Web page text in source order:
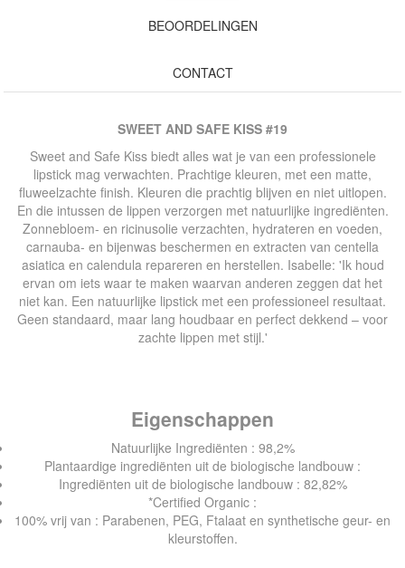
BEOORDELINGEN
CONTACT
SWEET AND SAFE KISS #19
Sweet and Safe Kiss biedt alles wat je van een professionele
lipstick mag verwachten. Prachtige kleuren, met een matte,
fluweelzachte finish. Kleuren die prachtig blijven en niet uitlopen.
En die intussen de lippen verzorgen met natuurlijke ingrediënten.
Zonnebloem- en ricinusolie verzachten, hydrateren en voeden,
carnauba- en bijenwas beschermen en extracten van centella
asiatica en calendula repareren en herstellen. Isabelle: 'Ik houd
ervan om iets waar te maken waarvan anderen zeggen dat het
niet kan. Een natuurlijke lipstick met een professioneel resultaat.
Geen standaard, maar lang houdbaar en perfect dekkend – voor
zachte lippen met stijl.'
Eigenschappen
Natuurlijke Ingrediënten : 98,2%
Plantaardige ingrediënten uit de biologische landbouw :
Ingrediënten uit de biologische landbouw : 82,82%
*Certified Organic :
100% vrij van : Parabenen, PEG, Ftalaat en synthetische geur- en
kleurstoffen.